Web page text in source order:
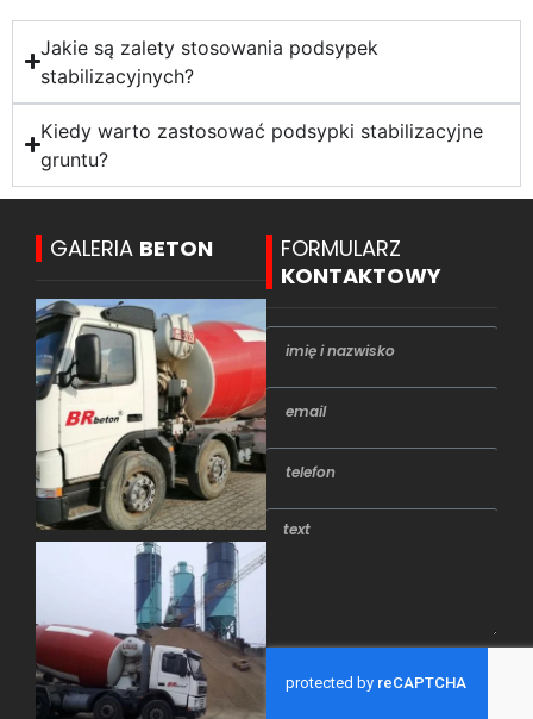
Jakie są zalety stosowania podsypek
stabilizacyjnych?
Kiedy warto zastosować podsypki stabilizacyjne
gruntu?
GALERIA BETON
FORMULARZ
KONTAKTOWY